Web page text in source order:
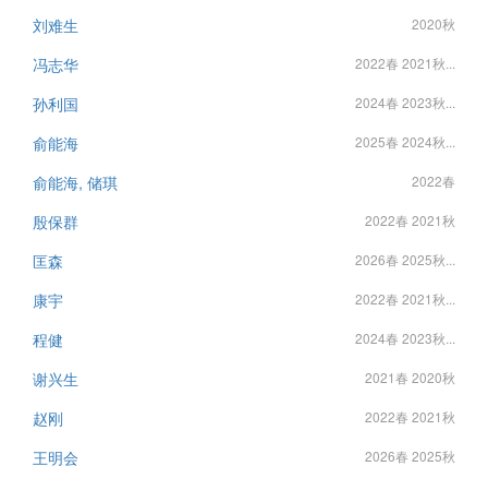
刘难生 2020秋
冯志华 2022春 2021秋...
孙利国 2024春 2023秋...
俞能海 2025春 2024秋...
俞能海, 储琪 2022春
殷保群 2022春 2021秋
匡森 2026春 2025秋...
康宇 2022春 2021秋...
程健 2024春 2023秋...
谢兴生 2021春 2020秋
赵刚 2022春 2021秋
王明会 2026春 2025秋